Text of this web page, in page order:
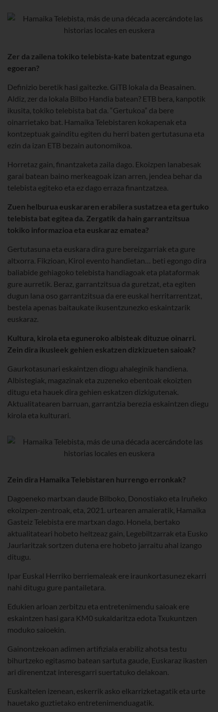
Zer da zailena tokiko telebista-kate batentzat egungo
egoeran?
Definizio beretik hasi gaitezke. GiTB lokala da Beasainen.
Aldiz, zer da lokala Bilbo Handia batean? ETB bera, kanpotik
ikusita, tokiko telebista bat da. “Gertukoa” da bere
oinarrietako bat. Hamaika Telebistaren kokapenak eta
kontzeptuak gainditu egiten du herri baten gertutasuna eta
ezin da izan ETB bezain autonomikoa.
Horretaz gain, finantzaketa zaila dago. Ekoizpen lanabesak
garai batean baino merkeagoak izan arren, jendea behar da
telebista egiteko eta ez dago erraza finantzatzea.
Zuen helburua euskararen erabilera sustatzea eta gertuko
telebista bat egitea da. Zergatik da hain garrantzitsua
tokiko informazioa eta euskaraz ematea?
Gertutasuna eta euskara dira gure bereizgarriak eta gure
altxorra. Fikzioan, Kirol evento handietan… beti egongo dira
baliabide gehiagoko telebista handiagoak eta plataformak
gure aurretik. Beraz, garrantzitsua da guretzat, eta egiten
dugun lana oso garrantzitsua da ere euskal herritarrentzat,
bestela apenas baitaukate ikusentzunezko eskaintzarik
euskaraz.
Kultura, kirola eta eguneroko albisteak dituzue oinarri.
Zein dira ikusleek gehien eskatzen dizkizueten saioak?
Gaurkotasunari eskaintzen diogu ahaleginik handiena.
Albistegiak, magazinak eta zuzeneko ebentoak ekoizten
ditugu eta hauek dira gehien eskatzen dizkigutenak.
Aktualitatearen barruan, garrantzia berezia eskaintzen diegu
kirola eta kulturari.
Zein dira Hamaika Telebistaren hurrengo erronkak?
Dagoeneko martxan daude Bilboko, Donostiako eta Iruñeko
ekoizpen-zentroak, eta, 2021. urtearen amaieratik, Hamaika
Gasteiz Telebista ere martxan dago. Honela, bertako
aktualitateari hobeto heltzeaz gain, Legebiltzarrak eta Eusko
Jaurlaritzak sortzen dutena ere hobeto jarraitu ahal izango
ditugu.
Ipar Euskal Herriko berriemaleak ere iraunkortasunez ekarri
nahi ditugu gure pantailetara.
Edukien arloan zerbitzu eta entretenimendu saioak ere
eskaintzen hasi gara KM0 sukaldaritza edota Txukuntzen
moduko saioekin.
Gainontzekoan adimen artifiziala erabiliz ahotsa testu
bihurtzeko egitasmo batean sartuta gaude, Euskaraz ikasten
ari direnentzat interesgarri suertatuko delakoan.
Euskaltelen izenean, eskerrik asko elkarrizketagatik eta urte
hauetako guztietako entretenimenduagatik.